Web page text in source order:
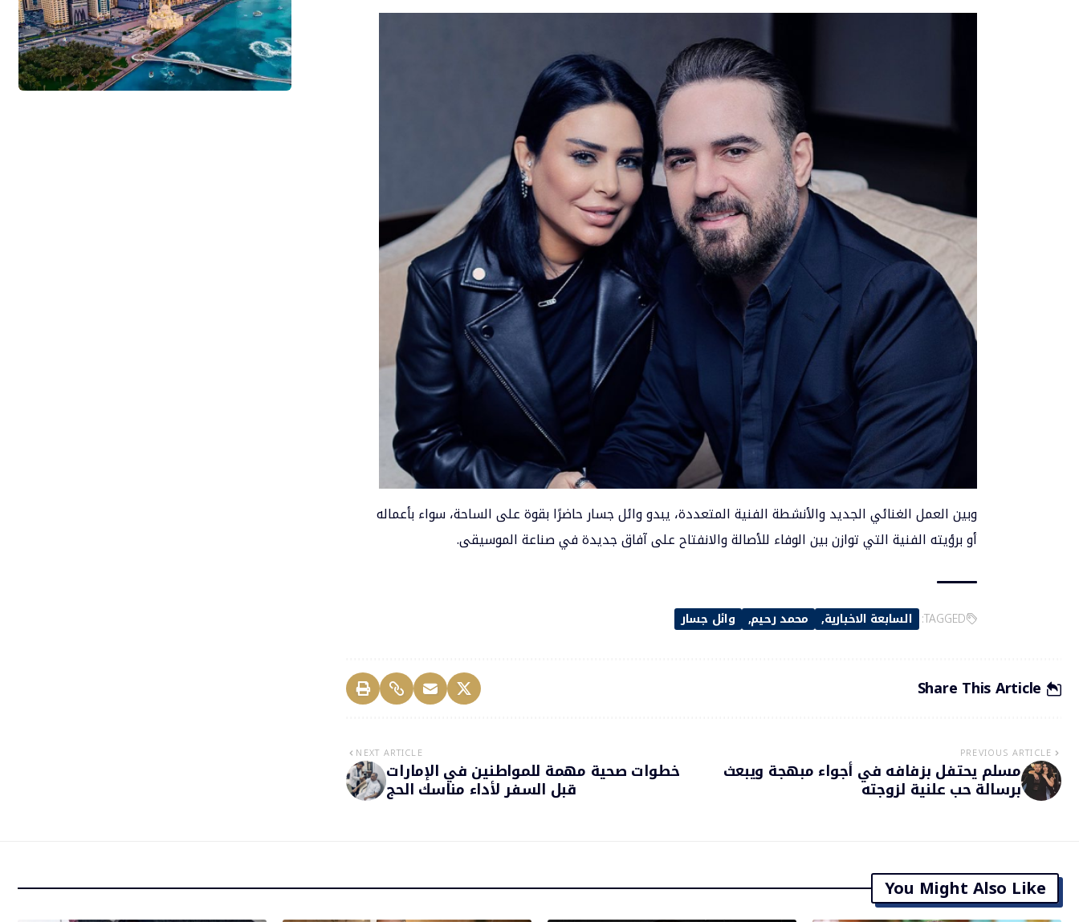
وبين العمل الغنائي الجديد والأنشطة الفنية المتعددة، يبدو وائل جسار حاضرًا بقوة على الساحة، سواء بأعماله
أو برؤيته الفنية التي توازن بين الوفاء للأصالة والانفتاح على آفاق جديدة في صناعة الموسيقى.
TAGGED: السابعة الاخبارية محمد رحيم وائل جسار
Share This Article
PREVIOUS ARTICLE
مسلم يحتفل بزفافه في أجواء مبهجة ويبعث
برسالة حب علنية لزوجته
NEXT ARTICLE
خطوات صحية مهمة للمواطنين في الإمارات
قبل السفر لأداء مناسك الحج
You Might Also Like